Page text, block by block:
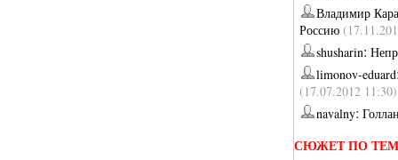
Владимир
Россию
shusharin:
limonov-eduard
(17.07.2012 11:30)
navalny:
СЮЖЕТ ПО